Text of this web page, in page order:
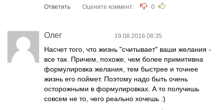
Ответить Оцените коммент: 0
Олег 19.08.2016 08:35
Насчет того, что жизнь "считывает" ваши желания -
все так. Причем, похоже, чем более примитивна
формулировка желания, тем быстрее и точнее
жизнь его поймет. Поэтому надо быть очень
осторожными в формулировках. А то получишь
совсем не то, чего реально хочешь :)